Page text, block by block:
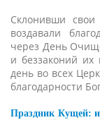
Склонивши
воздавали
через День
и беззаконий их
день во всех
благодарности
Праздник Кущей: